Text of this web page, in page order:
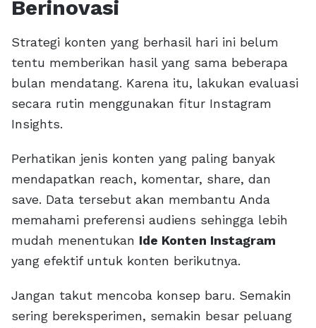
Berinovasi
Strategi konten yang berhasil hari ini belum
tentu memberikan hasil yang sama beberapa
bulan mendatang. Karena itu, lakukan evaluasi
secara rutin menggunakan fitur Instagram
Insights.
Perhatikan jenis konten yang paling banyak
mendapatkan reach, komentar, share, dan
save. Data tersebut akan membantu Anda
memahami preferensi audiens sehingga lebih
mudah menentukan Ide Konten Instagram
yang efektif untuk konten berikutnya.
Jangan takut mencoba konsep baru. Semakin
sering bereksperimen, semakin besar peluang